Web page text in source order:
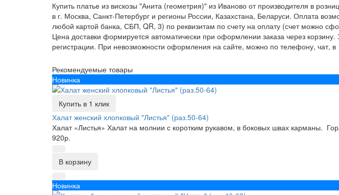
Купить платье из вискозы "Анита (геометрия)" из Иваново от производителя в
в г. Москва, Санкт-Петербург и регионы России, Казахстана, Беларуси. Оплата
любой картой банка, СБП, QR, 3) по реквизитам по счету на оплату (счет можно
Цена доставки формируется автоматически при оформлении заказа через
регистрации. При невозможности оформления на сайте, можно по телефону, чат,
Рекомендуемые товары
Новинка
Купить в 1 клик
Халат женский хлопковый "Листья" (раз.50-64)
Халат «Листья» Халат на молнии с коротким рукавом, в боковых швах карманы.
920р.
В корзину
Новинка